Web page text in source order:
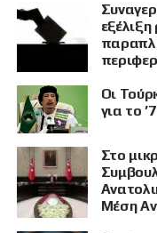
Οι
για το
Στο
Μέση